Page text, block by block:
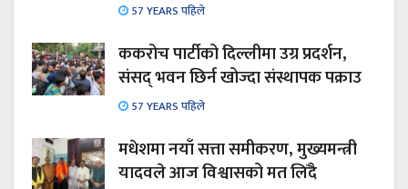
57 YEARS पहिले
ककरोच पार्टीको दिल्लीमा उग्र प्रदर्शन,
संसद् भवन छिर्न खोज्दा संस्थापक पक्राउ
57 YEARS पहिले
मधेशमा नयाँ सत्ता समीकरण, मुख्यमन्त्री
यादवले आज विश्वासको मत लिँदै